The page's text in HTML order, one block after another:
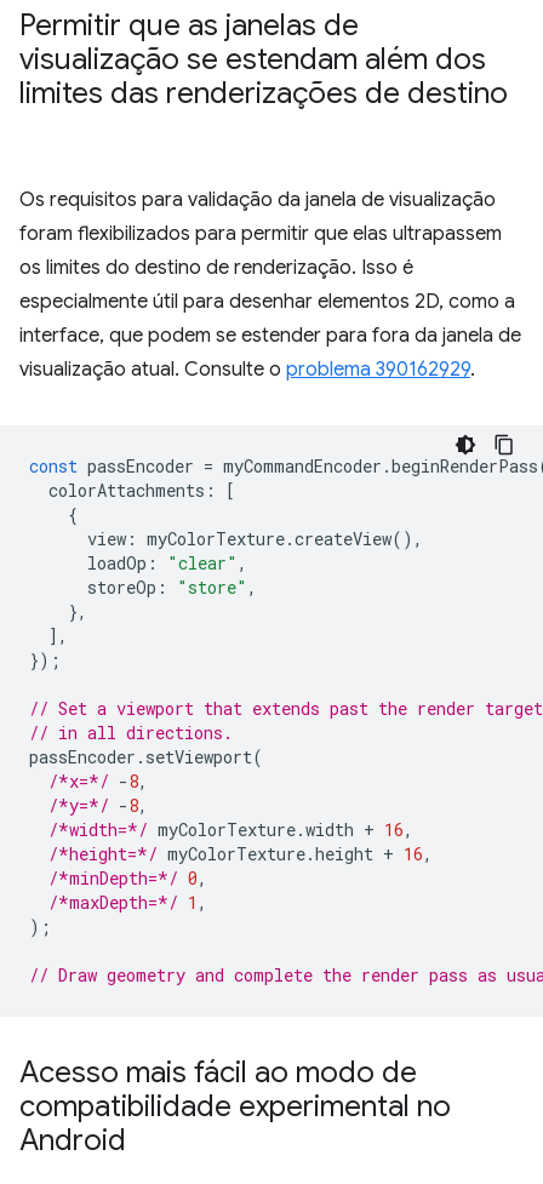
Permitir que as janelas de
visualização se estendam além dos
limites das renderizações de destino
Os requisitos para validação da janela de visualização
foram flexibilizados para permitir que elas ultrapassem
os limites do destino de renderização. Isso é
especialmente útil para desenhar elementos 2D, como a
interface, que podem se estender para fora da janela de
visualização atual. Consulte o problema 390162929.
const passEncoder = myCommandEncoder .beginRenderPass
colorAttachments :
[
{
view : myColorTexture.createView(),
loadOp : "clear" ,
storeOp : "store" ,
},
],
});
// Set a viewport that extends past the render
// in all directions.
passEncoder . setViewport(
/*x=*/ -8,
/*y=*/ -8,
/*width=*/ myColorTexture.width + 16,
/*height=*/ myColorTexture.height + 16,
/*minDepth=*/ 0,
/*maxDepth=*/ 1 ,
);
// Draw geometry and complete the render pass as
Acesso mais fácil ao modo de
compatibilidade experimental no
Android